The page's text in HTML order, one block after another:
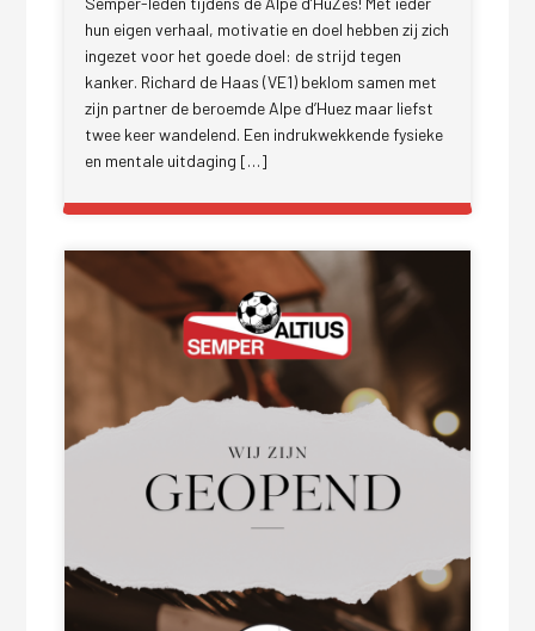
hun eigen verhaal, motivatie en doel hebben zij zich
ingezet voor het goede doel: de strijd tegen
kanker. Richard de Haas (VE1) beklom samen met
zijn partner de beroemde Alpe d’Huez maar liefst
twee keer wandelend. Een indrukwekkende fysieke
en mentale uitdaging […]